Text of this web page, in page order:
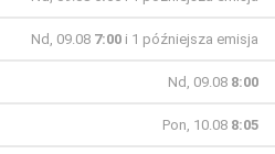
Nd, 09.08 7:00 i 1 późniejsza emisja
Nd, 09.08 8:00
Pon, 10.08 8:05